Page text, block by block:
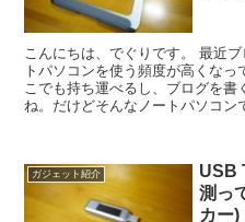
こんにちは、でぐりです。 最近
トパソコンを使う頻度が高くな
こでも持ち運べるし、ブログを書
ね。だけどそんなノートパソコン
ガジェット紹介
USB
測っ
カー)